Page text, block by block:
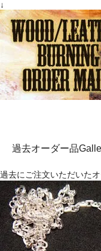
↓
過去オーダー品
過去にご注文いただいた